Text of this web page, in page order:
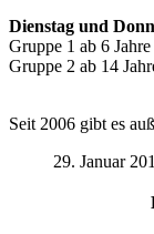
Dienstag und
Gruppe 1 ab 6
Gruppe 2 ab 14
Seit 2006 gibt es
29. Januar